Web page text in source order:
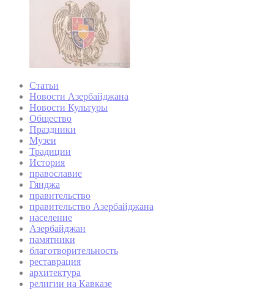
Статьи
Новости Азербайджана
Новости Культуры
Общество
Праздники
Музеи
Традиции
История
православие
Гянджа
правительство
правительство Азербайджана
население
Азербайджан
памятники
благотворительность
реставрация
архитектура
религии на Кавказе